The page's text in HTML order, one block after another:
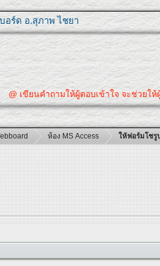
อร์ด อ.สุภาพ ไชยา
ขียนคำถามให้ผู้ตอบเข้าใจ จะช่วยให้ผู้ถา
ห้อง MS Access ให้ฟอร์มโชรู